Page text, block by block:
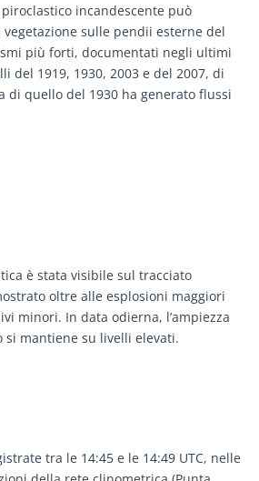
incandescente può
sulle pendii esterne del
più forti, documentati negli ultimi
del 1919, 1930, 2003 e del 2007, di
di quello del 1930 ha generato flussi
è stata visibile sul tracciato
oltre alle esplosioni maggiori
minori. In data odierna, l’ampiezza
si mantiene su livelli elevati.
tra le 14:45 e le 14:49 UTC, nelle